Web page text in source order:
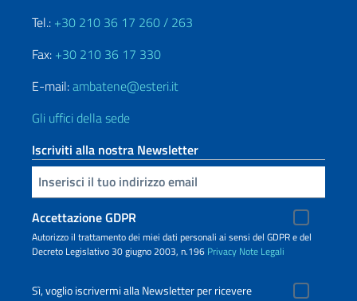
Tel.: +30 210 36 17 260 / 263
Fax: +30 210 36 17 330
E-mail:ambatene@esteri.it
Gli uffici della sede
Iscriviti alla nostra Newsletter
Inserisci la tua email
Accettazione GDPR
Autorizzo il trattamento dei miei dati personali ai sensi del GDPR e del
Decreto Legislativo 30 giugno 2003, n.196 Privacy Note Legali
Sì, voglio iscrivermi alla Newsletter per ricevere